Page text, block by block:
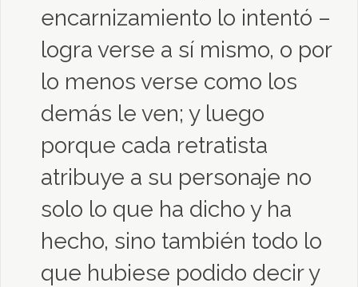
encarnizamiento lo intentó –
logra verse a sí mismo, o por
lo menos verse como los
demás le ven; y luego
porque cada retratista
atribuye a su personaje no
solo lo que ha dicho y ha
hecho, sino también todo lo
que hubiese podido decir y